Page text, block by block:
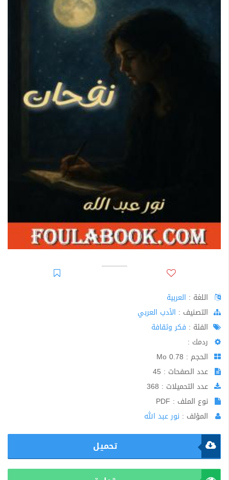
اللغة : العربية
اﻟﺘﺼﻨﻴﻒ : الأدب العربي
الفئة : فكر وثقافة
ردمك :
الحجم : 0.78 Mo
عدد الصفحات : 45
عدد التحميلات : 368
نوع الملف : PDF
المؤلف : نور عبد الله
تحميل